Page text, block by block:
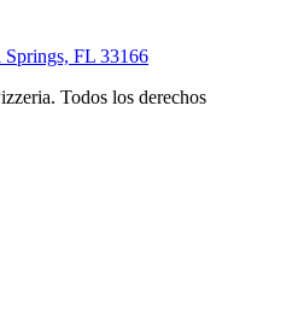
FL 33166
Todos los derechos